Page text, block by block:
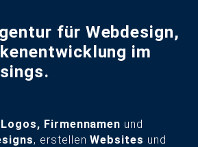
für Webdesign,
im
Logos, Firmennamen und
, erstellenWebsites und